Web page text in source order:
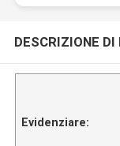
DESCRIZIONE
Evidenziare: